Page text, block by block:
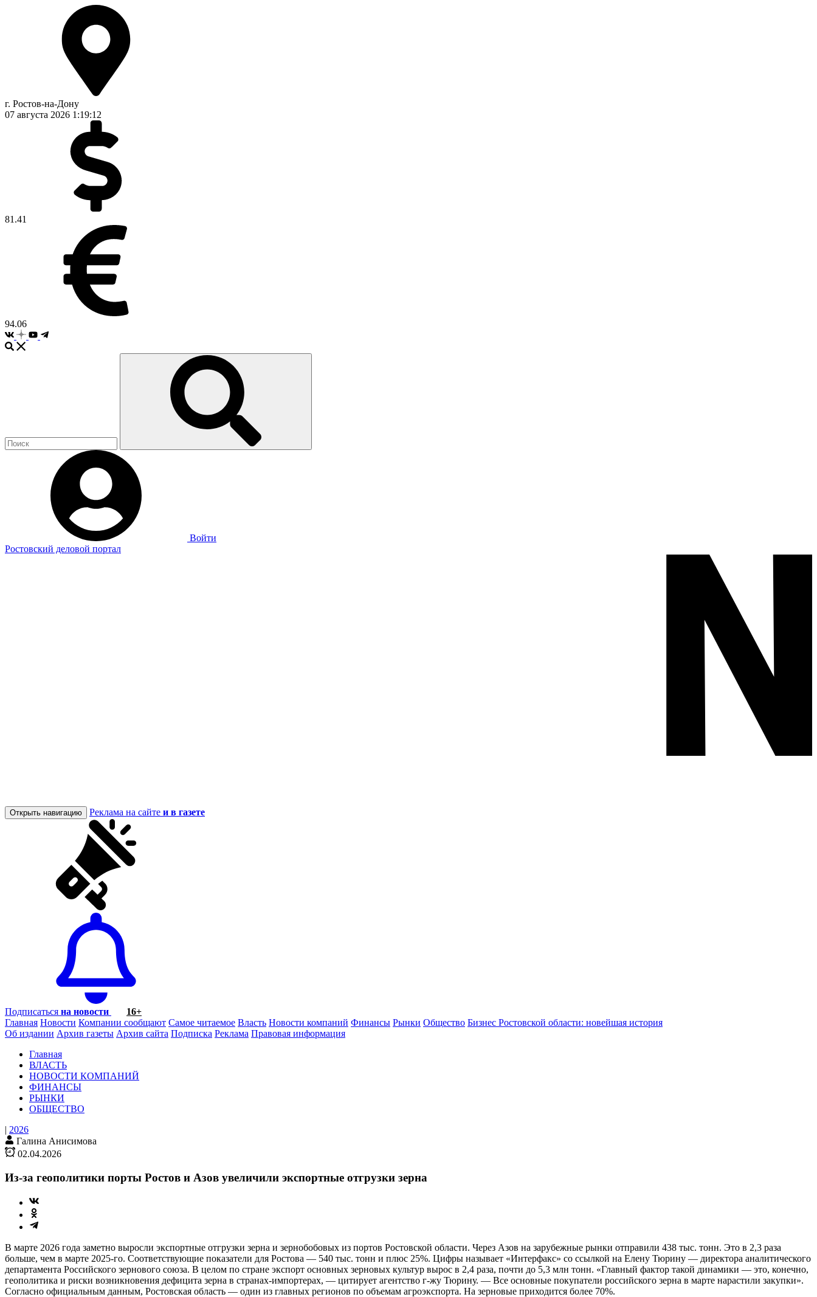
г. Ростов-на-Дону
07 августа 2026 1:19:12
81.41
94.06
Войти
Ростовский деловой портал
Открыть навигацию Реклама на сайте и в газете
Подписаться на новости
16+
Главная Новости Компании сообщают Самое читаемое Власть Новости компаний Финансы Рынки Общество Бизнес Ростовской области: новейшая история
Об издании Архив газеты Архив сайта Подписка Реклама Правовая информация
Главная
ВЛАСТЬ
НОВОСТИ КОМПАНИЙ
ФИНАНСЫ
РЫНКИ
ОБЩЕСТВО
| 2026
Галина Анисимова
02.04.2026
Из-за геополитики порты Ростов и Азов увеличили экспортные отгрузки зерна
В марте 2026 года заметно выросли экспортные отгрузки зерна и зернобобовых из портов Ростовской области. Через Азов на зарубежные рынки отправили 438 тыс. тонн. Это в 2,3 раза
больше, чем в марте 2025-го. Соответствующие показатели для Ростова — 540 тыс. тонн и плюс 25%. Цифры называет «Интерфакс» со ссылкой на Елену Тюрину — директора аналитического
департамента Российского зернового союза. В целом по стране экспорт основных зерновых культур вырос в 2,4 раза, почти до 5,3 млн тонн. «Главный фактор такой динамики — это, конечно,
геополитика и риски возникновения дефицита зерна в странах-импортерах, — цитирует агентство г-жу Тюрину. — Все основные покупатели российского зерна в марте нарастили закупки».
Согласно официальным данным, Ростовская область — один из главных регионов по объемам агроэкспорта. На зерновые приходится более 70%.